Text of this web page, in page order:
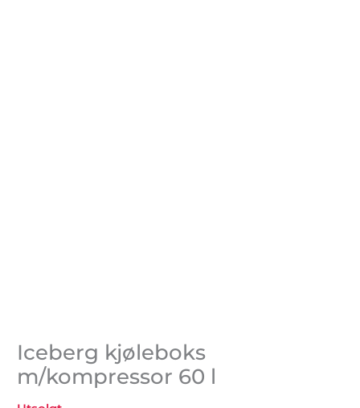
Iceberg kjøleboks
m/kompressor 60 l